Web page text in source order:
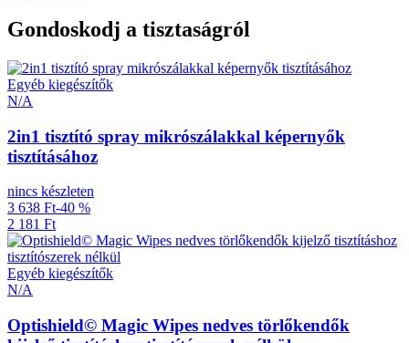
Gondoskodj a tisztaságról
Egyéb kiegészítők
N/A
2in1 tisztító spray mikrószálakkal képernyők
tisztításához
nincs készleten
3 638 Ft-40 %
2 181 Ft
Egyéb kiegészítők
N/A
Optishield© Magic Wipes nedves törlőkendők